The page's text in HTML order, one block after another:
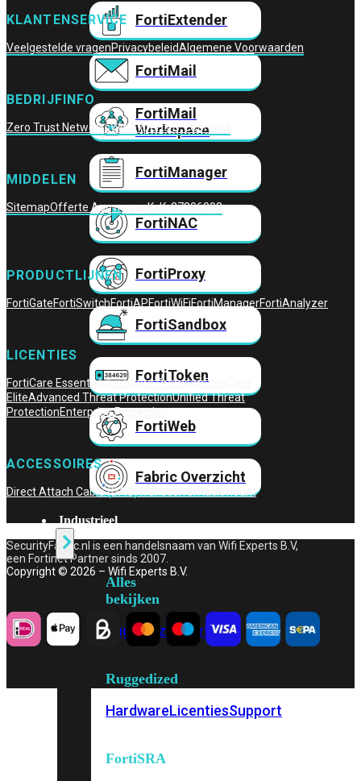
FortiExtender
FortiMail
FortiMail
Workspace
FortiManager
FortiNAC
FortiProxy
FortiSandbox
FortiToken
FortiWeb
Fabric Overzicht
Industrieel
Alles
bekijken
RuggedizedFortiSRA
Ruggedized
HardwareLicentiesSupport
FortiSRA
KLANTENSERVICE
Veelgestelde vragenPrivacybeleidAlgemene Voorwaarden
BEDRIJFINFO
Zero Trust NetworksWifi Experts B.V.Contact
MIDDELEN
SitemapOfferte AanvragenKvK: 27306093
PRODUCTLIJNEN
FortiGateFortiSwitchFortiAPFortiWiFiFortiManagerFortiAnalyzer
LICENTIES
FortiCare EssentialsFortiCare PremiumFortiCare
EliteAdvanced Threat ProtectionUnified Threat
ProtectionEnterprise Protection
ACCESSOIRES
Direct Attach Cable (DAC) Rackmount
SecurityFabric.nl is een handelsnaam van Wifi Experts B.V,
een Fortinet Partner sinds 2007.
Copyright © 2026 – Wifi Experts B.V.